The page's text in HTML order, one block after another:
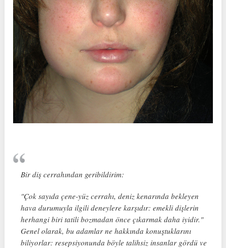
Bir diş cerrahından geribildirim:
"Çok sayıda çene-yüz cerrahı, deniz kenarında bekleyen
hava durumuyla ilgili deneylere karşıdır: emekli dişlerin
herhangi biri tatili bozmadan önce çıkarmak daha iyidir."
Genel olarak, bu adamlar ne hakkında konuştuklarını
biliyorlar: resepsiyonunda böyle talihsiz insanlar gördü ve